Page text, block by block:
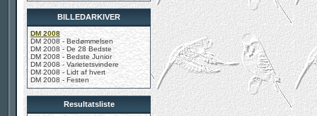
BILLEDARKIVER
DM 2008
DM 2008 - Bedømmelsen
DM 2008 - De 28 Bedste
DM 2008 - Bedste Junior
DM 2008 - Varietetsvindere
DM 2008 - Lidt af hvert
DM 2008 - Festen
Resultatsliste